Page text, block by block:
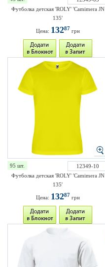
Футболка детская 'ROLY' 'Camimera JN
135'
Цена: 13287 грн
95 шт.
12349-10
Футболка детская 'ROLY' 'Camimera JN
135'
Цена: 13287 грн